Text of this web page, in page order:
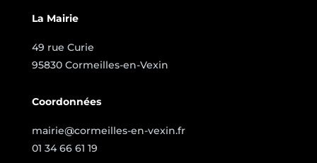
La Mairie
49 rue Curie
95830 Cormeilles-en-Vexin
Coordonnées
mairie@cormeilles-en-vexin.fr
01 34 66 61 19